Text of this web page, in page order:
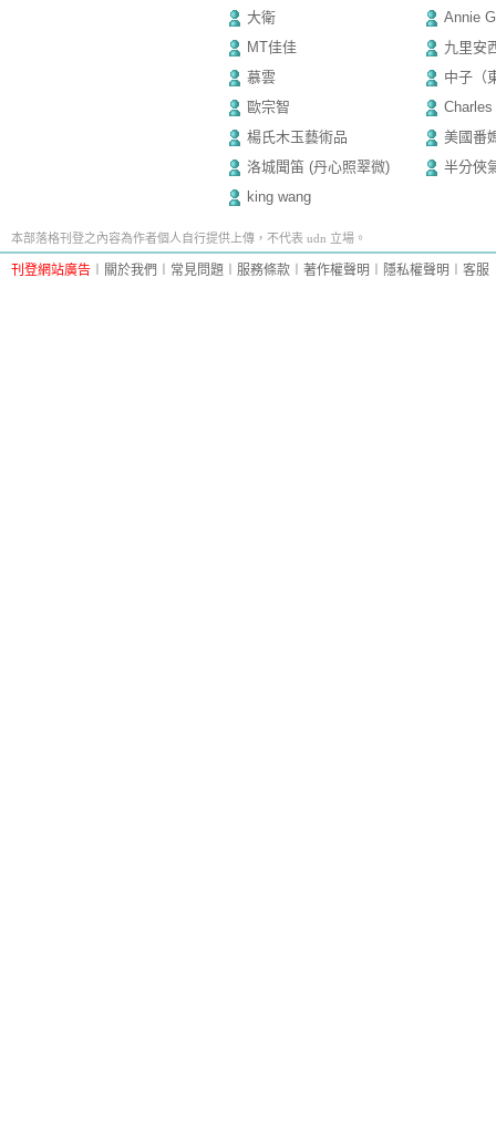
大衛
Annie
MT佳佳
九里安
慕雲
中子（
歐宗智
Charles
楊氏木玉藝術品
美國番
洛城聞笛 (丹心照翠微)
半分俠
king wang
本部落格刊登之內容為作者個人自行提供上傳，不代表 udn 立場。
刊登網站廣告 關於我們 常見問題 服務條款 著作權聲明 隱私權聲明 客服